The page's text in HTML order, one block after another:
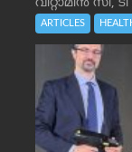
ARTICLES